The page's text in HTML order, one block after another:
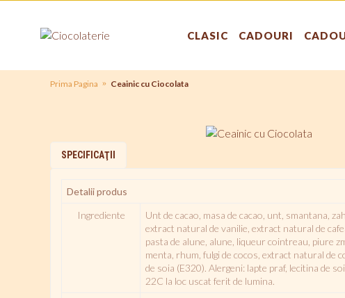
CLASIC CADOURI
Prima Pagina Ceainic cu Ciocolata
SPECIFICAŢII
Detalii produs
Ingrediente
Unt de cacao, masa de cacao, unt, smantana,
extract natural de vanilie, extract natural de
pasta de alune, alune, liqueur cointreau, piure
menta, rhum, fulgi de cocos, extract natural de
de soia (E320). Alergeni: lapte praf, lecitina de
22C la loc uscat ferit de lumina.